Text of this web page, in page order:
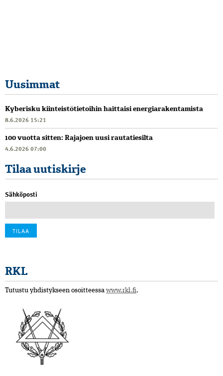
Uusimmat
Kyberisku kiinteistötietoihin haittaisi energiarakentamista
8.6.2026 15:21
100 vuotta sitten: Rajajoen uusi rautatiesilta
4.6.2026 07:00
Tilaa uutiskirje
Sähköposti
RKL
Tutustu yhdistykseen osoitteessa www.rkl.fi.